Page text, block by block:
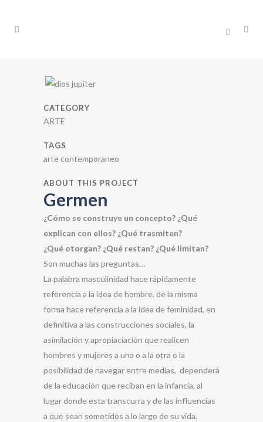
CATEGORY
ARTE
TAGS
arte contemporaneo
ABOUT THIS PROJECT
Germen
¿Cómo se construye un concepto? ¿Qué
explican con ellos? ¿Qué trasmiten?
¿Qué otorgan? ¿Qué restan? ¿Qué limitan?
Son muchas las preguntas…
La palabra masculinidad hace rápidamente
referencia a la idea de hombre, de la misma
forma hace referencia a la idea de feminidad, en
definitiva a las construcciones sociales, la
asimilación y apropiaciación que realicen
hombres y mujeres a una o a la otra o la
posibilidad de navegar entre medias, dependerá
de la educación que reciban en la infancia, al
lugar donde esta transcurra y de las influencias
a que sean sometidos a lo largo de su vida.